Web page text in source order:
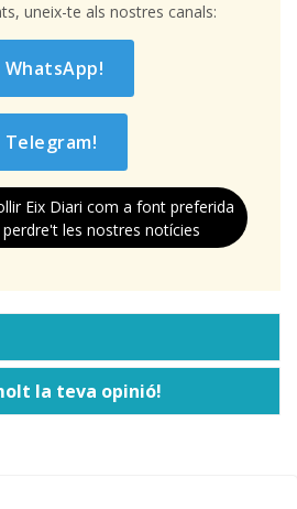
uneix-te als nostres canals:
Telegram!
Eix Diari com a font preferida
les nostres notícies
la teva opinió!